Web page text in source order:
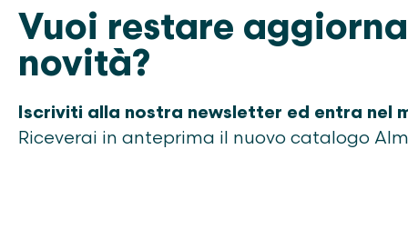
Vuoi restare
novità?
Iscriviti alla nostra newsletter ed entra nel
Riceverai in anteprima il nuovo catalogo